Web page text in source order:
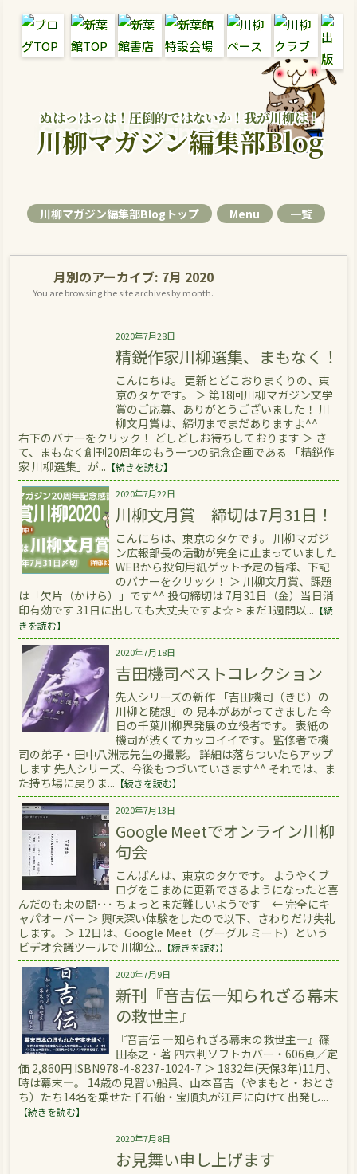
ぬはっはっは！圧倒的ではないか！我が川柳は！
Senryu Magazine Senryu Blog
川柳マガジン編集部Blog
川柳マガジン編集部Blogトップ Menu 一覧
月別のアーカイブ: 7月 2020
You are browsing the site archives by month.
2020年7月28日
精鋭作家川柳選集、まもなく！
こんにちは。 更新とどこおりまくりの、東
京のタケです。 ＞ 第18回川柳マガジン文学
賞のご応募、ありがとうございました！ 川
柳文月賞は、締切までまだありますよ^^
右下のバナーをクリック！ どしどしお待ちしております ＞ さ
て、まもなく創刊20周年のもう一つの記念企画である 「精鋭作
家 川柳選集」が... 【続きを読む】
2020年7月22日
川柳文月賞 締切は7月31日！
こんにちは、東京のタケです。 川柳マガジ
ン広報部長の活動が完全に止まっていました
WEBから投句用紙ゲット予定の皆様、下記
のバナーをクリック！ ＞ 川柳文月賞、課題
は「欠片（かけら）」です^^ 投句締切は 7月31日（金）当日消
印有効です 31日に出しても大丈夫ですよ☆ > まだ1週間以... 【続
きを読む】
2020年7月18日
吉田機司ベストコレクション
先人シリーズの新作 「吉田機司（きじ）の
川柳と随想」の 見本があがってきました 今
日の千葉川柳界発展の立役者です。 表紙の
機司が渋くてカッコイイです。 監修者で機
司の弟子・田中八洲志先生の撮影。 詳細は落ちついたらアップ
します 先人シリーズ、今後もつづいていきます^^ それでは、ま
た持ち場に戻りま... 【続きを読む】
2020年7月13日
Google Meetでオンライン川柳
句会
こんばんは、東京のタケです。 ようやくブ
ログをこまめに更新できるようになったと喜
んだのも束の間･･･ ちょっとまだ難しいようです ← 完全にキ
ャパオーバー ＞ 興味深い体験をしたので以下、さわりだけ失礼
します。 ＞ 12日は、Google Meet（グーグル ミート）という
ビデオ会議ツールで 川柳公... 【続きを読む】
2020年7月9日
新刊『音吉伝―知られざる幕末
の救世主』
『音吉伝 ―知られざる幕末の救世主―』篠
田泰之・著 四六判ソフトカバー・606頁／定
価 2,860円 ISBN978-4-8237-1024-7 ＞ 1832年(天保3年)11月、
時は幕末―。 14歳の見習い船員、山本音吉（やまもと・おとき
ち）たち14名を乗せた千石船・宝順丸が江戸に向けて出発し...
【続きを読む】
2020年7月8日
お見舞い申し上げます